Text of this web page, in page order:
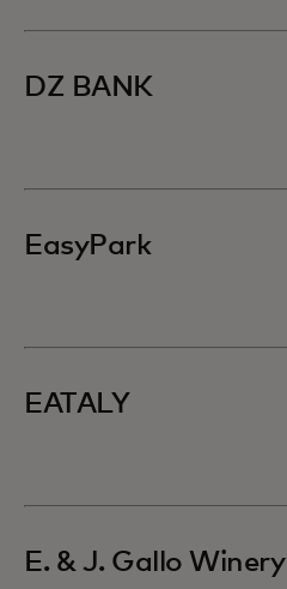
DZ BANK
EasyPark
EATALY
E. & J. Gallo Winery